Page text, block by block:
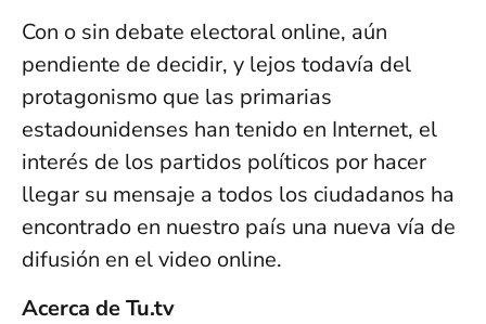
Con o sin debate electoral online, aún
pendiente de decidir, y lejos todavía del
protagonismo que las primarias
estadounidenses han tenido en Internet, el
interés de los partidos políticos por hacer
llegar su mensaje a todos los ciudadanos ha
encontrado en nuestro país una nueva vía de
difusión en el video online.
Acerca de Tu.tv